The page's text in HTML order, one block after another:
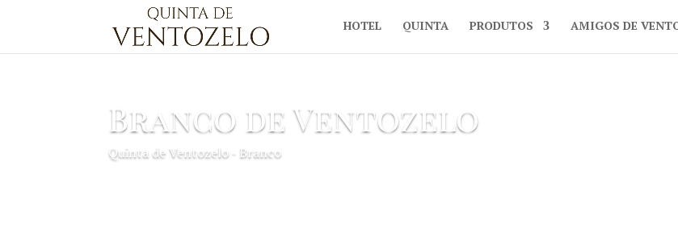
HOTEL QUINTA PRODUTOS AMIGOS DE
Branco de Ventozelo
Quinta de Ventozelo - Branco